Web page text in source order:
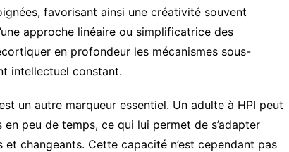
favorisant ainsi une créativité souvent
approche linéaire ou simplificatrice des
en profondeur les mécanismes sous-
intellectuel constant.
un autre marqueur essentiel. Un adulte à HPI peut
peu de temps, ce qui lui permet de s’adapter
changeants. Cette capacité n’est cependant pas